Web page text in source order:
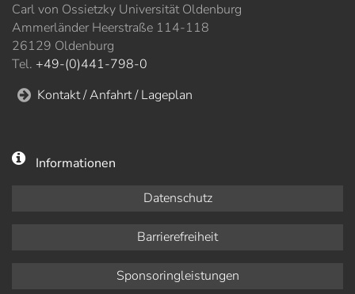
Carl von Ossietzky Universität Oldenburg
Ammerländer Heerstraße 114-118
26129 Oldenburg
Tel. +49-(0)441-798-0
Kontakt / Anfahrt / Lageplan
Informationen
Datenschutz
Barrierefreiheit
Sponsoringleistungen